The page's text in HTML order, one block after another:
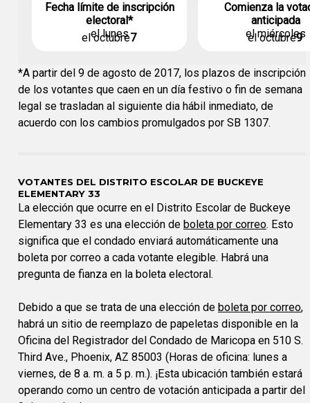
Fecha límite de inscripción
electoral*
el lunes
el octubre7
Comienza la
anticipada
el miércoles
el octubre9
*A partir del 9 de agosto de 2017, los plazos de inscripción
de los votantes que caen en un día festivo o fin de semana
legal se trasladan al siguiente dia hábil inmediato, de
acuerdo con los cambios promulgados por SB 1307.
VOTANTES DEL DISTRITO ESCOLAR DE BUCKEYE
ELEMENTARY 33
La elección que ocurre en el Distrito Escolar de Buckeye
Elementary 33 es una elección de boleta por correo. Esto
significa que el condado enviará automáticamente una
boleta por correo a cada votante elegible. Habrá una
pregunta de fianza en la boleta electoral.
Debido a que se trata de una elección de boleta por correo,
habrá un sitio de reemplazo de papeletas disponible en la
Oficina del Registrador del Condado de Maricopa en 510 S.
Third Ave., Phoenix, AZ 85003 (Horas de oficina: lunes a
viernes, de 8 a. m. a 5 p. m.). ¡Esta ubicación también estará
operando como un centro de votación anticipada a partir del